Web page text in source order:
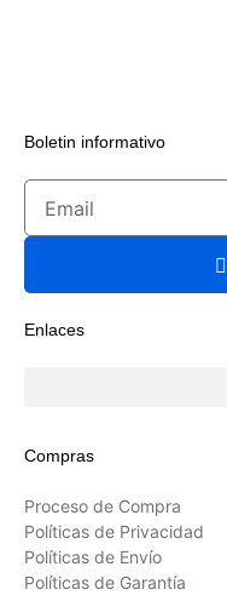
Boletin informativo
Enlaces
Compras
Proceso de Compra
Políticas de Privacidad
Políticas de Envío
Políticas de Garantía